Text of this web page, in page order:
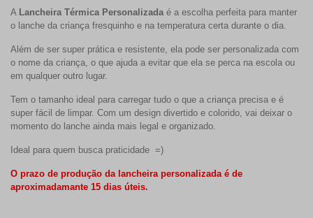
A Lancheira Térmica Personalizadaé a escolha perfeita para manter
o lanche da criança fresquinho e na temperatura certa durante o dia.
Além de ser super prática e resistente, ela pode ser personalizada com
o nome da criança, o que ajuda a evitar que ela se perca na escola ou
em qualquer outro lugar.
Tem o tamanho ideal para carregar tudo o que a criança precisa e é
super fácil de limpar. Com um design divertido e colorido, vai deixar o
momento do lanche ainda mais legal e organizado.
Ideal para quem busca praticidade =)
O prazo de produção da lancheira personalizada é de
aproximadamante 15 dias úteis.